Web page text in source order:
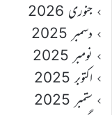
جنوری 2026
دسمبر 2025
نومبر 2025
اکتوبر 2025
ستمبر 2025